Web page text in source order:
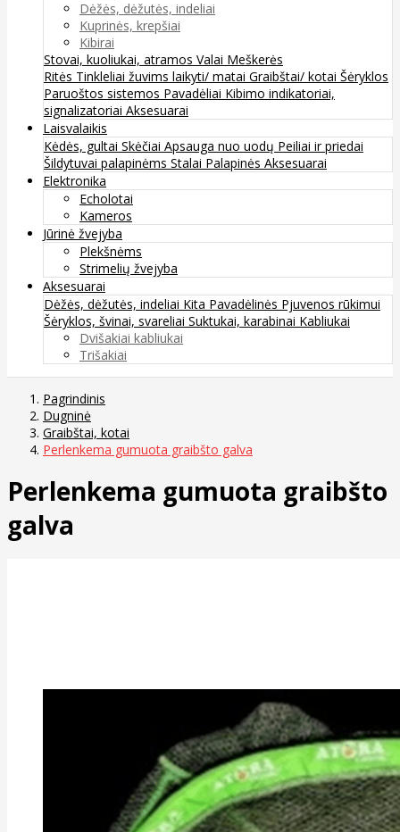
Dėžės, dėžutės, indeliai
Kuprinės, krepšiai
Kibirai
Stovai, kuoliukai, atramos Valai Meškerės
Ritės Tinkleliai žuvims laikyti/ matai Graibštai/ kotai Šėryklos
Paruoštos sistemos Pavadėliai Kibimo indikatoriai,
signalizatoriai Aksesuarai
Laisvalaikis
Kėdės, gultai Skėčiai Apsauga nuo uodų Peiliai ir priedai
Šildytuvai palapinėms Stalai Palapinės Aksesuarai
Elektronika
Echolotai
Kameros
Jūrinė žvejyba
Plekšnėms
Strimelių žvejyba
Aksesuarai
Dėžės, dėžutės, indeliai Kita Pavadėlinės Pjuvenos rūkimui
Šėryklos, švinai, svareliai Suktukai, karabinai Kabliukai
Dvišakiai kabliukai
Trišakiai
Pagrindinis
Dugninė
Graibštai, kotai
Perlenkema gumuota graibšto galva
Perlenkema gumuota graibšto
galva